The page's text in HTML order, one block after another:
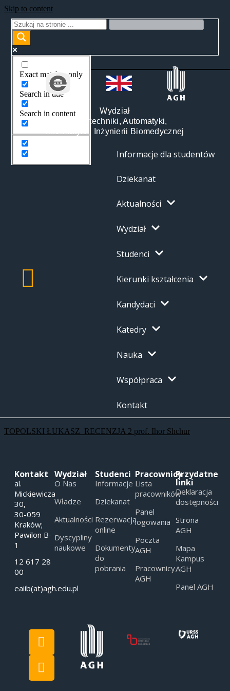
Skip to content
Exact matches only
Search in title
Search in content
Wydział
Elektrotechniki, Automatyki,
Informatyki i Inżynierii Biomedycznej
Informacje dla studentów
Dziekanat
Aktualności
Wydział
Studenci
Kierunki kształcenia
Kandydaci
Katedry
Nauka
Współpraca
Kontakt
TOPOLSKI ŁUKASZ_RECENZJA 2 prof. Ihor Shchur
Kontakt
al.
Mickiewicza
30,
30-059
Kraków;
Pawilon B-
1
12 617 28
00
eaiib(at)agh.edu.pl
Wydział
O Nas
Władze
Aktualności
Dyscypliny
naukowe
Studenci
Informacje
Dziekanat
Rezerwacja
online
Dokumenty
do
pobrania
Pracownicy
Lista
pracowników
Panel
logowania
Poczta
AGH
Pracownicy
AGH
Przydatne
linki
Deklaracja
dostępności
Strona
AGH
Mapa
Kampus
AGH
Panel AGH